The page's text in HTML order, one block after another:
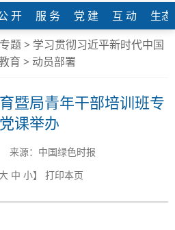
开 服 务 党 建 互 动
生
题> 学习贯彻习近平新时代中国
育 > 动员部署
暨局青年干部培训班专
课举办
源：中国绿色时报
大 中 小】 打印本页